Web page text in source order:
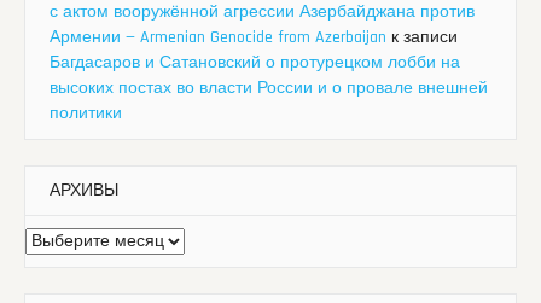
с актом вооружённой агрессии Азербайджана против
Армении — Armenian Genocide from Azerbaijan к записи
Багдасаров и Сатановский о протурецком лобби на
высоких постах во власти России и о провале внешней
политики
АРХИВЫ
Архивы